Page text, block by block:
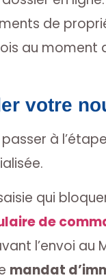
de
au moment
votre
à
qui
de
l’envoi au
mandat